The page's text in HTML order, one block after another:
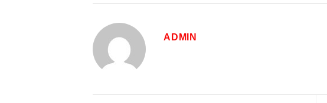
ADMIN